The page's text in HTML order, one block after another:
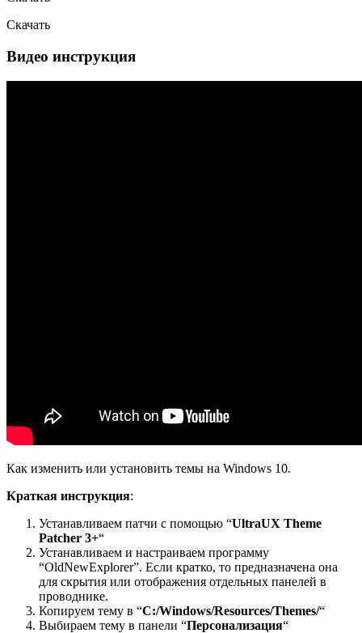
Скачать
Видео инструкция
Как изменить или установить темы на Windows 10.
Краткая инструкция:
Устанавливаем патчи с помощью “UltraUX Theme
Patcher 3+“
Устанавливаем и настраиваем программу
“OldNewExplorer”. Если кратко, то предназначена она
для скрытия или отображения отдельных панелей в
проводнике.
Копируем тему в “C:/Windows/Resources/Themes/“
Выбираем тему в панели “Персонализация“